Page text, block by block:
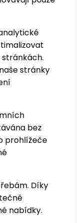
stránky
bez
prohlížeče
Díky
nabídky.